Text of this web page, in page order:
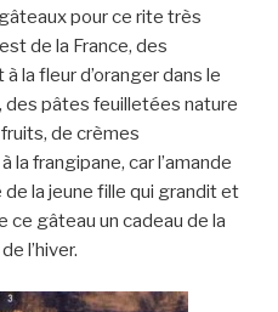
pour ce rite très
de la France, des
la fleur d’oranger dans le
des pâtes feuilletées nature
de crèmes
la frangipane, car l’amande
la jeune fille qui grandit et
gâteau un cadeau de la
l’hiver.